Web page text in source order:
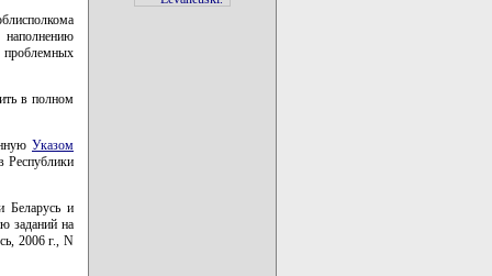
проблемных
в полном
Указом
Республики
Беларусь и
заданий на
2006 г., N